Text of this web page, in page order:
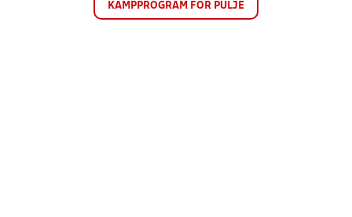
KAMPPROGRAM FOR PULJE